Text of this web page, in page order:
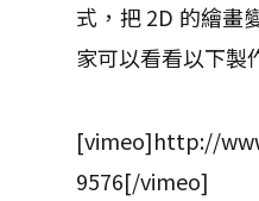
式，把 2D 的繪畫
家可以看看以下製
[vimeo]http://
9576[/vimeo]